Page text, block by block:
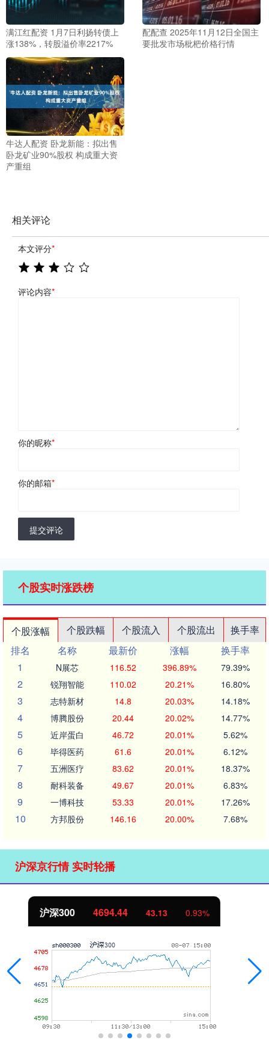
满江红配资 1月7日利扬转债上
涨138%，转股溢价率2217%
配配查 2025年11月12日全国主
要批发市场枇杷价格行情
牛达人配资 卧龙新能：拟出售
卧龙矿业90%股权 构成重大资
产重组
相关评论
本文评分*
评论内容*
你的昵称*
你的邮箱*
提交评论
个股实时涨跌榜
个股涨幅 个股跌幅 个股流入 个股流出
换手率
排名
名称 最新价 涨幅
换手率
1
N展芯 116.52 396.89% 79.39%
2 锐翔智能 110.02 20.21% 16.80%
3 志特新材 14.8 20.03% 14.18%
4 博腾股份 20.44 20.02% 14.77%
5 近岸蛋白 46.72 20.01% 5.62%
6 毕得医药 61.6 20.01% 6.12%
7 五洲医疗 83.62 20.01% 18.37%
8 耐科装备 49.67 20.01% 6.83%
9 一博科技 53.33 20.01% 17.26%
10 方邦股份 146.16 20.00% 7.68%
沪深京行情 实时轮播
北证50 1134.24 11.37 1.01%